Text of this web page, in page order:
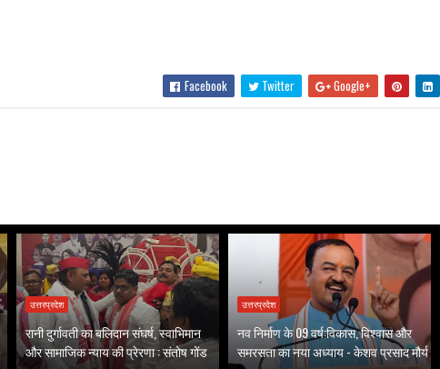
Facebook Twitter Google+
उत्तरप्रदेश
रानी दुर्गावती का बलिदान संघर्ष, स्वाभिमान
और सामाजिक न्याय की प्रेरणा : संतोष गोंड
उत्तरप्रदेश
नव निर्माण के 09 वर्ष:विकास, विश्वास और
समरसता का नया अध्याय - केशव प्रसाद मौर्य